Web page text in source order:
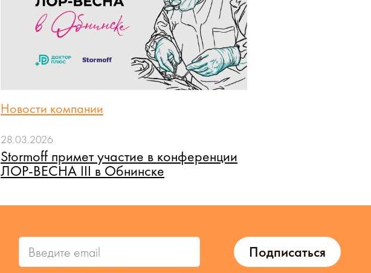
Новости компании
28.03.2026
Stormoff примет участие в конференции
ЛОР-ВЕСНА III в Обнинске
Подписаться